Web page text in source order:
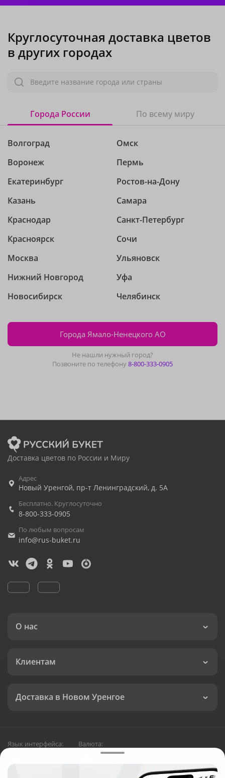
Круглосуточная доставка цветов
в других городах
Введите название города или страны
Города России По всему миру
Волгоград
Воронеж
Екатеринбург
Казань
Краснодар
Красноярск
Москва
Нижний Новгород
Новосибирск
Омск
Пермь
Ростов-на-Дону
Самара
Санкт-Петербург
Сочи
Ульяновск
Уфа
Челябинск
Города Ямало-Ненецкого АО
Не нашли нужный город?
Позвоните по телефону8-800-333-0905
Доставка цветов по России и Миру
Адрес
Новый Уренгой, пр-т Ленинградский, д. 5А
Бесплатно. Круглосуточно
8-800-333-0905
По любым вопросам
info@rus-buket.ru
О нас
Клиентам
Доставка в Новом Уренгое
Язык интерфейса: Валюта: